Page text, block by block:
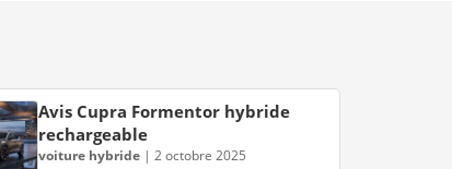
Avis Cupra Formentor hybride
rechargeable
voiture hybride |2 octobre 2025